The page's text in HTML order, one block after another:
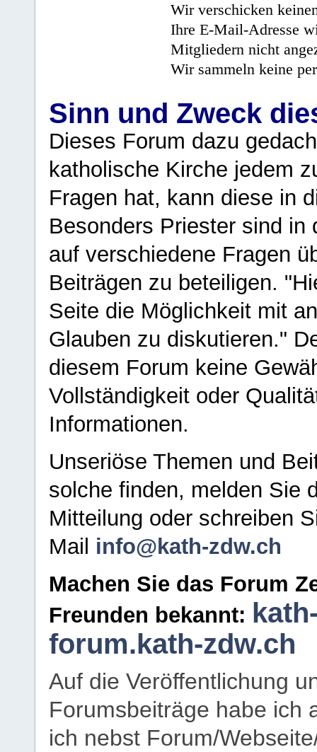
Wir verschicken
Ihre E-Mail-Adresse
Mitgliedern nicht
Wir sammeln keine
Sinn und Zweck
Dieses Forum dazu
katholische Kirche jedem
Fragen hat, kann diese in
Besonders Priester sind in
auf verschiedene Fragen
Beiträgen zu beteiligen.
Seite die Möglichkeit mit
Glauben zu diskutieren."
diesem Forum keine
Vollständigkeit oder
Informationen.
Unseriöse Themen und
solche finden, melden Sie
Mitteilung oder schreiben
Mail info@kath-zdw.ch
Machen Sie das Forum
Freunden bekannt:
forum.kath-zdw.ch
Auf die Veröffentlichung
Forumsbeiträge habe ich
ich nebst Forum/